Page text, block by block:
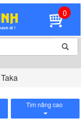
0
Tìm nâng cao